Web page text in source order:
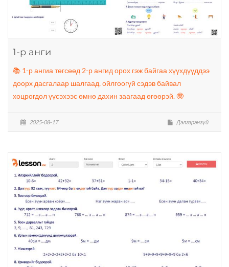
1-р анги
📚 1-р ангиа төгсөөд 2-р ангид орох гэж байгаа хүүхдүүддээ
доорх дасгалаар шалгаад, ойлгоогүй сэдэв байвал
хоцрогдол үүсэхээс өмнө дахин заагаад өгөөрэй. 🤓
2025-08-17 Дэлгэрэнгүй